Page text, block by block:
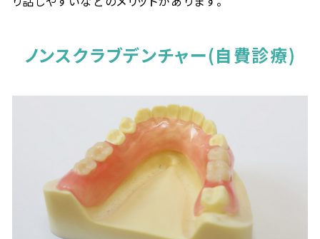
ノンスクラブデンチャー(自費診療)